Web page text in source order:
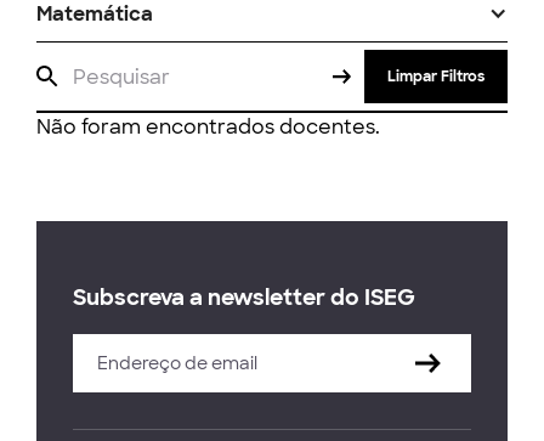
Matemática
Limpar Filtros
Não foram encontrados docentes.
Subscreva a newsletter do ISEG